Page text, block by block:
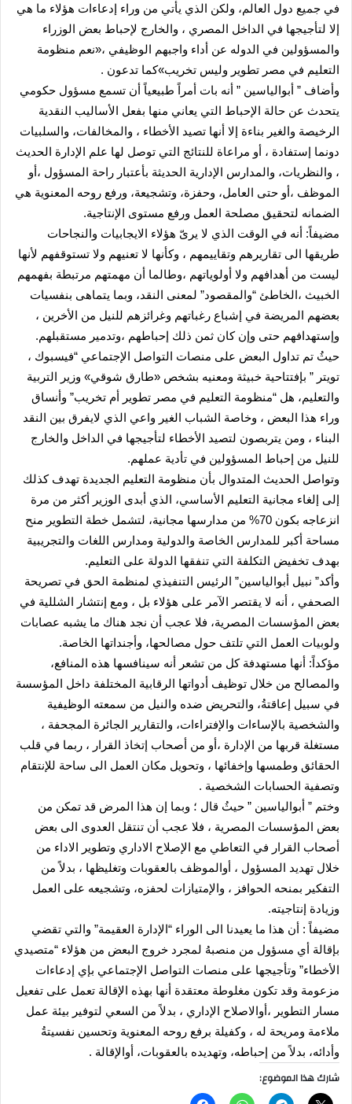
في جميع دول العالم، ولكن الذي يأتي من وراء إدعاءات هؤلاء ما هي
إلا لتأجيجها في الداخل المصري ، والخارج لإحباط بعض الوزراء
والمسؤولين في الدوله عن أداء واجبهم الوظيفي ،«نعم منظومة
التعليم في مصر تطوير وليس تخريب»كما تدعون .
وأضاف ” أبوالياسين ” أنه بات أمراً طبيعياً أن تسمع مسؤول حكومي
يتحدث عن حالة الإحباط التي يعاني منها بفعل الأساليب النقدية
الرخيصة والغير بناءة إلا أنها تصيد الأخطاء ، والمخالفات، والسلبيات
دونما إستفادة ، أو مراعاة للنتائج التي توصل لها علم الإدارة الحديث
، والنظريات، والمدارس الإدارية الحديثة بأعتبار راحة المسؤول ،أو
الموظف ،أو حتى العامل، وحفزة، وتشجيعة، ورفع روحه المعنوية هي
الضمانه لتحقيق مصلحة العمل ورفع مستوى الإنتاجية.
مضيفاً: أنه في الوقت الذي لا يرىّ هؤلاء الايجابيات والنجاحات
طريقها الى تقاريرهم وتقاييمهم ، وكأنها لا تعنيهم ولا تستوقفهم لأنها
ليست من أهدافهم ولا أولوياتهم ،وطالما أن مهمتهم مرتبطة بفهمهم
الخبيث ،الخاطئ “والمقصود” لمعنى النقد، وبما يتماهى بنفسيات
بعضهم المريضة في إشباع رغباتهم وغرائزهم للنيل من الأخرين ،
وإستهدافهم حتى وإن كان ثمن ذلك إحباطهم ،وتدمير مستقبلهم.
حيثُ تم تداول البعض على منصات التواصل الإجتماعي “فيسبوك ،
تويتر ” بإفتتاحية خبيثة ومعنيه بشخص «طارق شوقي» وزير التربية
والتعليم، هل “منظومة التعليم في مصر تطوير أم تخريب” وأنساق
وراء هذا البعض ، وخاصة الشباب الغير واعي الذي لايفرق بين النقد
البناء ، ومن يتربصون لتصيد الأخطاء لتأجيجها في الداخل والخارج
للنيل من إحباط المسؤولين في تأدية عملهم.
وتواصل الحديث المتدوال بأن منظومة التعليم الجديدة تهدف كذلك
إلى إلغاء مجانية التعليم الأساسي، الذي أبدى الوزير أكثر من مرة
انزعاجه بكون 70% من مدارسها مجانية، لتشمل خطة التطوير منح
مساحة أكبر للمدارس الخاصة والدولية ومدارس اللغات والتجريبية
بهدف تخفيض التكلفة التي تنفقها الدولة على التعليم.
وأكد” نبيل أبوالياسين” الرئيس التنفيذي لمنظمة الحق في تصريحة
الصحفي ، أنه لا يقتصر الآمر على هؤلاء بل ، ومع إنتشار الشللية في
بعض المؤسسات المصرية، فلا عجب أن نجد هناك ما يشبه عصابات
ولوبيات العمل التي تلتف حول مصالحها، وأجنداتها الخاصة.
مؤكداً: أنها مستهدفة كل من تشعر أنه سينافسها هذه المنافع،
والمصالح من خلال توظيف أدواتها الرقابية المختلفة داخل المؤسسة
في سبيل إعاقتةُ، والتحريض ضده والنيل من سمعته الوظيفية
والشخصية بالإساءات والإفتراءات، والتقارير الجائرة المجحفة ،
مستغلة قربها من الإدارة ،أو من أصحاب إتخاذ القرار ، ربما في قلب
الحقائق وطمسها وإخفائها ، وتحويل مكان العمل الى ساحة للإنتقام
وتصفية الحسابات الشخصية .
وختم ” أبوالياسين ” حيثُ قال ؛ وبما إن هذا المرض قد تمكن من
بعض المؤسسات المصرية ، فلا عجب أن تنتقل العدوى الى بعض
أصحاب القرار في التعاطي مع الإصلاح الاداري وتطوير الاداء من
خلال تهديد المسؤول ، أوالموظف بالعقوبات وتغليظها ، بدلاً من
التفكير بمنحه الحوافز ، والإمتيازات لحفزه، وتشجيعه على العمل
وزيادة إنتاجيته.
مضيفاً : أن هذا ما يعيدنا الى الوراء “الإدارة العقيمة” والتي تقضي
بإقالة أي مسؤول من منصبهُ لمجرد خروج البعض من هؤلاء “متصيدي
الأخطاء” وتأجيجها على منصات التواصل الإجتماعي بإي إدعاءات
مزعومة وقد تكون مغلوطة معتقدة أنها بهذه الإقالة تعمل على تفعيل
مسار التطوير ،أوالاصلاح الإداري ، بدلاً من السعي لتوفير بيئة عمل
ملاءمة ومريحة له ، وكفيلة برفع روحه المعنوية وتحسين نفسيتةُ
وأدائه، بدلاً من إحباطه، وتهديده بالعقوبات، أوالإقالة .
شارك هذا الموضوع: